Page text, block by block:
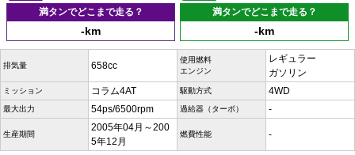
満タンでどこまで走る？
-km
満タンでどこまで走る？
-km
排気量 658cc
使用燃料
エンジン
レギュラー
ガソリン
ミッション コラム4AT 駆動方式 4WD
最大出力 54ps/6500rpm 過給器（ターボ） -
生産期間
2005年04月～200
5年12月
燃費性能 -